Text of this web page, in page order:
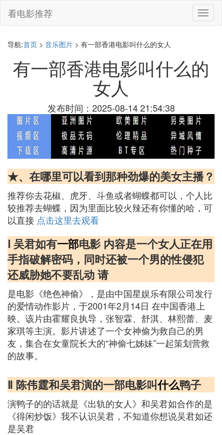
切
换
看电影推荐
导航:首页 > 音乐图片 > 有一部香港电影叫什么的女人
有一部香港电影叫什么的
女人
发布时间：2025-08-14 21:54:38
★、在哪里可以看到那种劲爆的美女主播？
推荐你去花椒、虎牙、斗鱼或者蝴蝶都可以，个人比
较推荐去蝴蝶，因为里面比较火辣还有你懂的哈，可
以直接 点击这里去观看
Ⅰ 吴君如有一部电影 内容是一个女人正在用
手指破解密码，同时还被一个男的性侵犯
还威胁她不要乱动 请
是电影《绝色神偷》，是由中国星娱乐有限公司发行
的爱情动作影片，于2001年2月14日 在中国香港上
映。该片由霍耀良执导，张智霖、舒淇、林熙蕾、麦
家琪等主演。影片讲述了一个女神偷为救自己的男
友，集合在女童院长大的“神偷七姊妹”一起策划营救
的故事。
Ⅱ 陈伟霆和吴君演的一部电影叫什么鸭子
演鸭子的的话就是《出轨的女人》和吴君如合作的是
《得闲炒饭》我不认识吴君，不知道你想说吴君如还
是吴君